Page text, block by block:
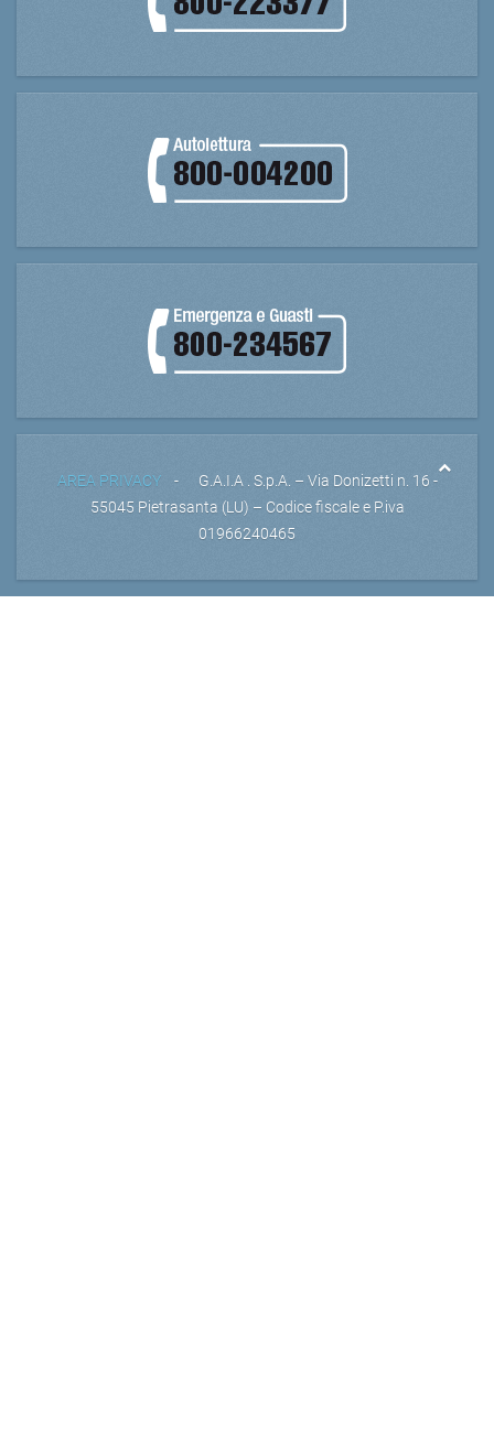
AREA PRIVACY- G.A.I.A . S.p.A. – Via Donizetti n. 16 -
55045 Pietrasanta (LU) – Codice fiscale e P.iva
01966240465